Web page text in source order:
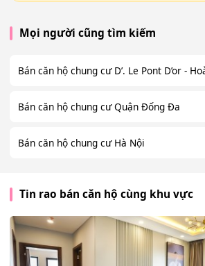
Mọi người cũng tìm kiếm
Bán căn hộ chung cư D’. Le Pont D’or -
Bán căn hộ chung cư Quận Đống Đa
Bán căn hộ chung cư Hà Nội
Tin rao bán căn hộ cùng khu vực